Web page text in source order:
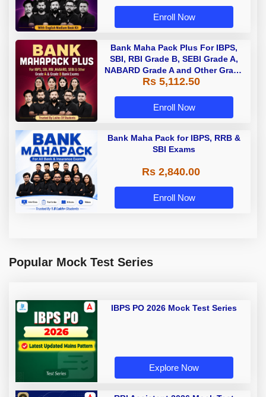
Enroll Now
Bank Maha Pack Plus For IBPS,
SBI, RBI Grade B, SEBI Grade A,
NABARD Grade A and Other Grade
A & Grade B Bank Exams
Rs 5,112.50
Enroll Now
Bank Maha Pack for IBPS, RRB &
SBI Exams
Rs 2,840.00
Enroll Now
Popular Mock Test Series
IBPS PO 2026 Mock Test Series
Explore Now